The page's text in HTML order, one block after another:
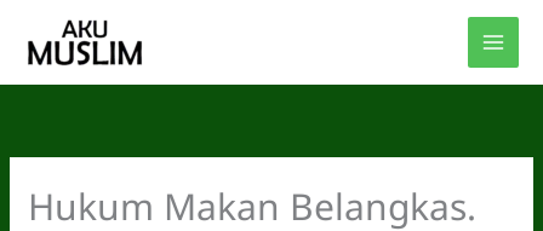
Hukum Makan Belangkas.